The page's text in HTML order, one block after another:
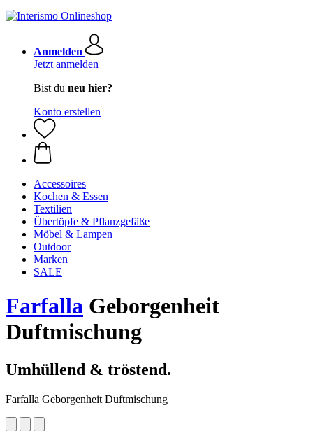
Anmelden
Jetzt anmelden
Bist du neu hier?
Konto erstellen
Accessoires
Kochen & Essen
Textilien
Übertöpfe & Pflanzgefäße
Möbel & Lampen
Outdoor
Marken
SALE
Farfalla Geborgenheit
Duftmischung
Umhüllend & tröstend.
Farfalla Geborgenheit Duftmischung